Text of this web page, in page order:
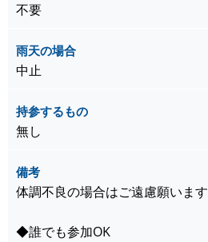
不要
雨天の場合
中止
持参するもの
無し
備考
体調不良の場合はご遠慮願います
◆誰でも参加OK